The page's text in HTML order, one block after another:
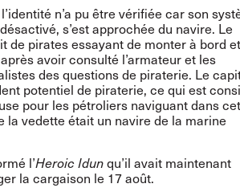
n’a pu être vérifiée car son
s’est approchée du navire. Le
de pirates essayant de monter à bord
avoir consulté l’armateur et les
des questions de piraterie. Le
potentiel de piraterie, ce qui est
pour les pétroliers naviguant dans
la vedette était un navire de la marine
l’Heroic Idunqu’il avait maintenant
la cargaison le 17 août.